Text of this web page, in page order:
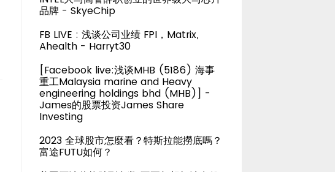
品牌 - SkyeChip
FB LIVE : 浅谈公司业绩 FPI，Matrix,
Ahealth - Harryt30
[Facebook live:浅谈MHB (5186) 海事
重工Malaysia marine and Heavy
engineering holdings bhd (MHB)] -
James的股票投资James Share
Investing
2023 全球股市怎麼看？特斯拉能撈底嗎？
富途FUTU如何？